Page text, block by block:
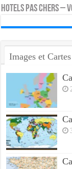
HOTELS PAS CHERS –
Images et